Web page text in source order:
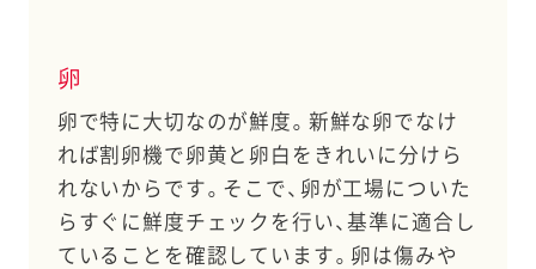
卵
卵で特に大切なのが鮮度。新鮮な卵でなけ
れば割卵機で卵黄と卵白をきれいに分けら
れないからです。そこで、卵が工場についた
らすぐに鮮度チェックを行い、基準に適合し
ていることを確認しています。卵は傷みや